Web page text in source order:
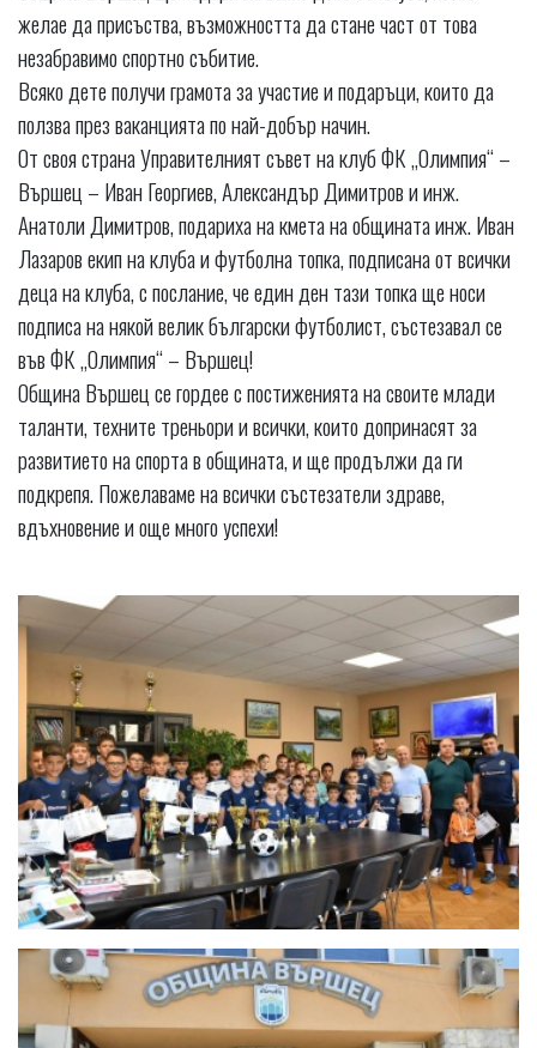
желае да присъства, възможността да стане част от това
незабравимо спортно събитие.
Всяко дете получи грамота за участие и подаръци, които да
ползва през ваканцията по най-добър начин.
От своя страна Управителният съвет на клуб ФК „Олимпия“ –
Вършец – Иван Георгиев, Александър Димитров и инж.
Анатоли Димитров, подариха на кмета на общината инж. Иван
Лазаров екип на клуба и футболна топка, подписана от всички
деца на клуба, с послание, че един ден тази топка ще носи
подписа на някой велик български футболист, състезавал се
във ФК „Олимпия“ – Вършец!
Община Вършец се гордее с постиженията на своите млади
таланти, техните треньори и всички, които допринасят за
развитието на спорта в общината, и ще продължи да ги
подкрепя. Пожелаваме на всички състезатели здраве,
вдъхновение и още много успехи!